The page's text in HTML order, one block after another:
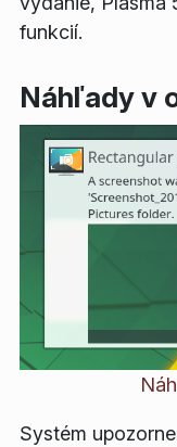
funkcií.
Náhľady v
Systém